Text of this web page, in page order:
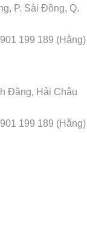
P. Sài Đồng, Q.
199 189 (Hằng)
Đằng, Hải Châu
199 189 (Hằng)